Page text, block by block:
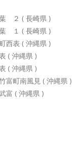
２ ( 長崎県 )
１ ( 長崎県 )
表 ( 沖縄県 )
( 沖縄県 )
( 沖縄県 )
町南風見 ( 沖縄県 )
( 沖縄県 )